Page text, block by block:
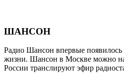
ШАНСОН
Радио Шансон впервые
жизни. Шансон в Москве можно
России транслируют эфир